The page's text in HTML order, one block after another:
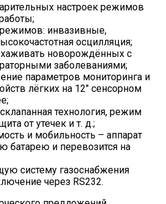
настроек режимов
инвазивные,
осцилляция;
новорождённых с
заболеваниями;
параметров мониторинга и
лёгких на 12″ сенсорном
технология, режим
от утечек и т. д.;
и мобильность – аппарат
батарею и перевозится на
систему газоснабжения
через RS232.